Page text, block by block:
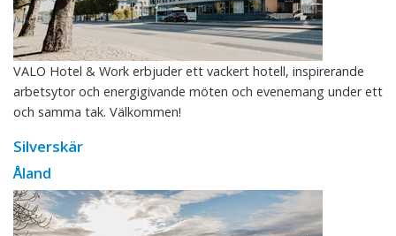
VALO Hotel & Work erbjuder ett vackert hotell, inspirerande
arbetsytor och energigivande möten och evenemang under ett
och samma tak. Välkommen!
Silverskär
Åland